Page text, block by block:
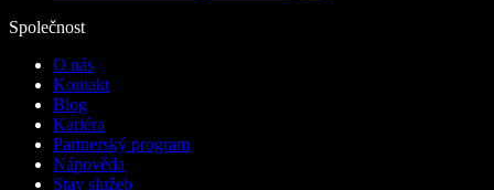
Společnost
O nás
Kontakt
Blog
Kariéra
Partnerský program
Nápověda
Stav služeb